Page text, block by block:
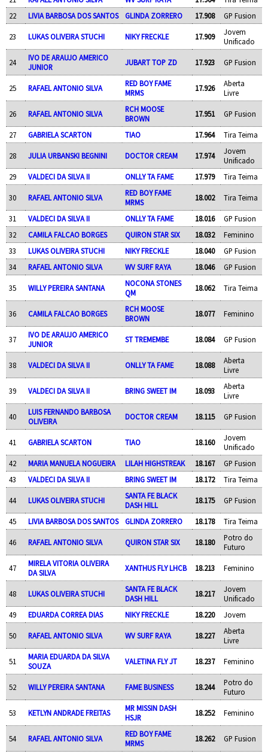
22
LIVIA BARBOSA DOS SANTOS GLINDA ZORRERO 17.908 GP Fusion
23 LUKAS OLIVEIRA STUCHI NIKY FRECKLE 17.909
Jovem
Unificado
24
IVO DE ARAUJO AMERICO
JUNIOR
JUBART TOP ZD 17.923 GP Fusion
25 RAFAEL ANTONIO SILVA
RED BOY FAME
MRMS
17.926
Aberta
Livre
26 RAFAEL ANTONIO SILVA
RCH MOOSE
BROWN
17.951 GP Fusion
27 GABRIELA SCARTON TIAO 17.964 Tira Teima
28 JULIA URBANSKI BEGNINI DOCTOR CREAM 17.974
Jovem
Unificado
29
VALDECI DA SILVA II ONLLY TA FAME 17.979 Tira Teima
30 RAFAEL ANTONIO SILVA
RED BOY FAME
MRMS
18.002 Tira Teima
31 VALDECI DA SILVA II ONLLY TA FAME 18.016
GP Fusion
32
CAMILA FALCAO BORGES QUIRON STAR SIX 18.032
Feminino
33
LUKAS OLIVEIRA STUCHI NIKY FRECKLE 18.040
GP Fusion
34
RAFAEL ANTONIO SILVA WV SURF RAYA 18.046 GP Fusion
35 WILLY PEREIRA SANTANA
NOCONA STONES
QM
18.062 Tira Teima
36 CAMILA FALCAO BORGES
RCH MOOSE
BROWN
18.077 Feminino
37
IVO DE ARAUJO AMERICO
JUNIOR
ST TREMEMBE 18.084 GP Fusion
38 VALDECI DA SILVA II ONLLY TA FAME 18.088
Aberta
Livre
39 VALDECI DA SILVA II BRING SWEET IM 18.093
Aberta
Livre
40
LUIS FERNANDO BARBOSA
OLIVEIRA
DOCTOR CREAM 18.115 GP Fusion
41 GABRIELA SCARTON TIAO 18.160
Jovem
Unificado
42
MARIA MANUELA NOGUEIRA LILAH HIGHSTREAK 18.167
GP Fusion
43
VALDECI DA SILVA II BRING SWEET IM 18.172 Tira Teima
44 LUKAS OLIVEIRA STUCHI
SANTA FE BLACK
DASH HILL
18.175 GP Fusion
45 LIVIA BARBOSA DOS SANTOS GLINDA ZORRERO 18.178 Tira Teima
46 RAFAEL ANTONIO SILVA QUIRON STAR SIX 18.180
Potro do
Futuro
47
MIRELA VITORIA OLIVEIRA
DA SILVA
XANTHUS FLY LHCB 18.213 Feminino
48 LUKAS OLIVEIRA STUCHI
SANTA FE BLACK
DASH HILL
18.217
Jovem
Unificado
49
EDUARDA CORREA DIAS NIKY FRECKLE 18.220 Jovem
50 RAFAEL ANTONIO SILVA WV SURF RAYA 18.227
Aberta
Livre
51
MARIA EDUARDA DA SILVA
SOUZA
VALETINA FLY JT 18.237 Feminino
52 WILLY PEREIRA SANTANA FAME BUSINESS 18.244
Potro do
Futuro
53 KETLYN ANDRADE FREITAS
MR MISSIN DASH
HSJR
18.252 Feminino
54 RAFAEL ANTONIO SILVA
RED BOY FAME
MRMS
18.262 GP Fusion